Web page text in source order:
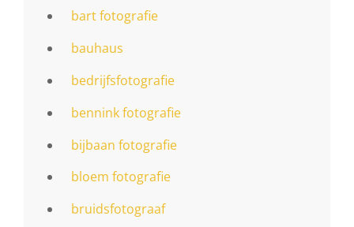
bart fotografie
bauhaus
bedrijfsfotografie
bennink fotografie
bijbaan fotografie
bloem fotografie
bruidsfotograaf